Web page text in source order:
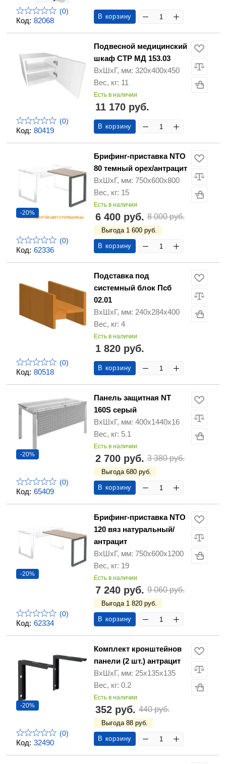
Код: 82068
(0)
В корзину
Код: 80419
(0)
Подвесной медицинский
шкаф СТР МД 153.03
ВхШхГ, мм: 320x400x450
Вес, кг: 11
Есть в наличии
11 170 руб.
В корзину
Код: 62336
-20%
(0)
Брифинг-приставка NTO
80 темный орех/антрацит
ВхШхГ, мм: 750x600x800
Вес, кг: 15
Есть в наличии
6 400 руб. 8 000 руб.
Выгода 1 600 руб.
В корзину
Код: 80518
(0)
Подставка под
системный блок Псб
02.01
ВхШхГ, мм: 240x284x400
Вес, кг: 4
Есть в наличии
1 820 руб.
В корзину
Код: 65409
-20%
(0)
Панель защитная NT
160S серый
ВхШхГ, мм: 400x1440x16
Вес, кг: 5.1
Есть в наличии
2 700 руб. 3 380 руб.
Выгода 680 руб.
В корзину
Код: 62334
-20%
(0)
Брифинг-приставка NTO
120 вяз натуральный/
антрацит
ВхШхГ, мм: 750x600x1200
Вес, кг: 19
Есть в наличии
7 240 руб. 9 060 руб.
Выгода 1 820 руб.
В корзину
Код: 32490
-20%
(0)
Комплект кронштейнов
панели (2 шт.) антрацит
ВхШхГ, мм: 25х135х135
Вес, кг: 0.2
Есть в наличии
352 руб. 440 руб.
Выгода 88 руб.
В корзину